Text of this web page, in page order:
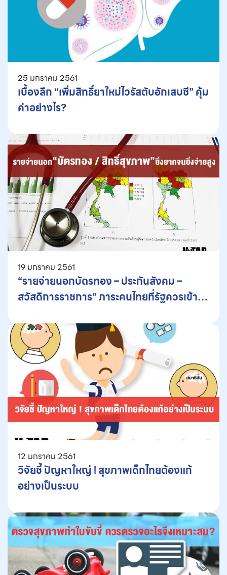
25 มกราคม 2561
เบื้องลึก “เพิ่มสิทธิ์ยาใหม่ไวรัสตับอักเสบซี” คุ้ม
ค่าอย่างไร?
19 มกราคม 2561
“รายจ่ายนอกบัตรทอง – ประกันสังคม –
สวัสดิการราชการ” ภาระคนไทยที่รัฐควรเข้าใจ
12 มกราคม 2561
วิจัยชี้ ปัญหาใหญ่ ! สุขภาพเด็กไทยต้องแก้
อย่างเป็นระบบ